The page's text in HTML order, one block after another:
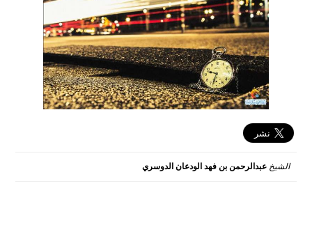
الشيخعبدالرحمن بن فهد الودعان الدوسري